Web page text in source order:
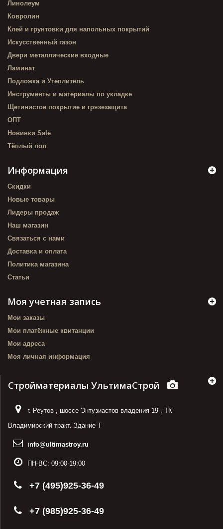
Линолеум
Ковролин
Клей и грунтовки для напольных покрытий
Искусственный газон
Двери металлические входные
Ламинат
Подложка и Утеплитель
Инструменты и материалы по укладке
Щетинистое покрытие и грязезащита
ОПТ
Новинки Sale
Тёплый пол
Информация
Скидки
Новые товары
Лидеры продаж
Наш магазин
Связаться с нами
Доставка и оплата
Политика магазина
Статьи
Моя учетная запись
Мои заказы
Мои платёжные квитанции
Мои адреса
Моя личная информация
Стройматериалы УльтимаСтрой
г. Реутов , шоссе Энтузиастов владения 19 , ТК
Владимирский тракт. Здание Т
info@ultimastroy.ru
ПН-ВС: 09:00-19:00
+7 (495)925-36-49
+7 (985)925-36-49